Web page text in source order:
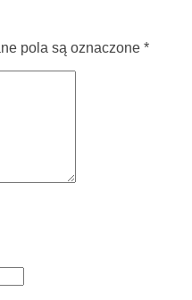
pola są oznaczone *